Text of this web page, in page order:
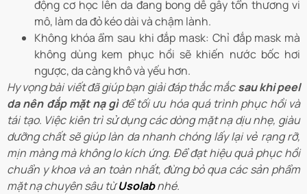
động cơ học lên da đang bong dễ gây tổn thương vi
mô, làm da đỏ kéo dài và chậm lành.
Không khóa ẩm sau khi đắp mask: Chỉ đắp mask mà
không dùng kem phục hồi sẽ khiến nước bốc hơi
ngược, da càng khô và yếu hơn.
Hy vọng bài viết đã giúp bạn giải đáp thắc mắcsau khi peel
da nên đắp mặt nạ gìđể tối ưu hóa quá trình phục hồi và
tái tạo. Việc kiên trì sử dụng các dòng mặt nạ dịu nhẹ, giàu
dưỡng chất sẽ giúp làn da nhanh chóng lấy lại vẻ rạng rỡ,
mịn màng mà không lo kích ứng. Để đạt hiệu quả phục hồi
chuẩn y khoa và an toàn nhất, đừng bỏ qua các sản phẩm
mặt nạ chuyên sâu từUsolabnhé.